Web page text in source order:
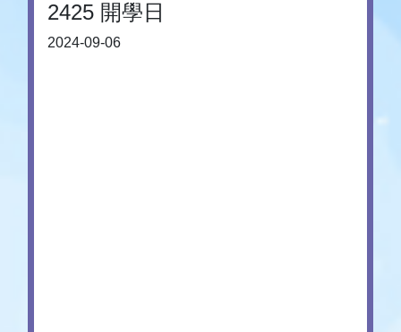
2425 開學日
2024-09-06